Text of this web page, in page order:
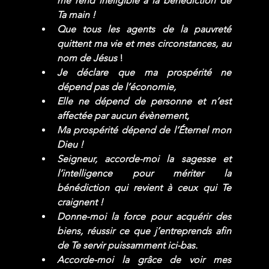
Ta main !
Que tous les agents de la pauvreté
quittent ma vie et mes circonstances, au
nom de Jésus !
Je déclare que ma prospérité ne
dépend pas de l’économie,
Elle ne dépend de personne et n’est
affectée par aucun évènement,
Ma prospérité dépend de l’Éternel mon
Dieu !
Seigneur, accorde-moi la sagesse et
l’intelligence pour mériter la
bénédiction qui revient à ceux qui Te
craignent !
Donne-moi la force pour acquérir des
biens, réussir ce que j’entreprends afin
de Te servir puissamment ici-bas.
Accorde-moi la grâce de voir mes